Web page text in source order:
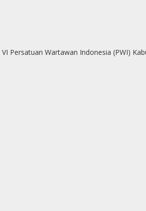
Persatuan Wartawan Indonesia (PWI)